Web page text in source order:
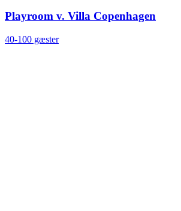
Playroom v. Villa Copenhagen
40-100 gæster